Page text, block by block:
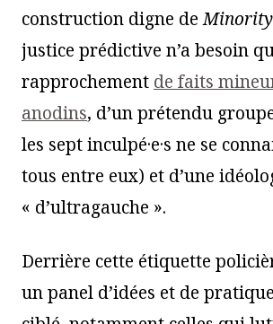
construction digne de
justice prédictive n’a besoin
rapprochement de faits
anodins, d’un prétendu
les sept inculpé·e·s ne se
tous entre eux) et d’une
« d’ultragauche ».
Derrière cette étiquette
un panel d’idées et de